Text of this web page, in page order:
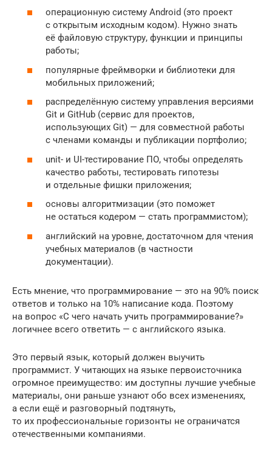
операционную систему Android (это проект
с открытым исходным кодом). Нужно знать
её файловую структуру, функции и принципы
работы;
популярные фреймворки и библиотеки для
мобильных приложений;
распределённую систему управления версиями
Git и GitHub (сервис для проектов,
использующих Git) — для совместной работы
с членами команды и публикации портфолио;
unit- и UI-тестирование ПО, чтобы определять
качество работы, тестировать гипотезы
и отдельные фишки приложения;
основы алгоритмизации (это поможет
не остаться кодером — стать программистом);
английский на уровне, достаточном для чтения
учебных материалов (в частности
документации).
Есть мнение, что программирование — это на 90% поиск
ответов и только на 10% написание кода. Поэтому
на вопрос «С чего начать учить программирование?»
логичнее всего ответить — с английского языка.
Это первый язык, который должен выучить
программист. У читающих на языке первоисточника
огромное преимущество: им доступны лучшие учебные
материалы, они раньше узнают обо всех изменениях,
а если ещё и разговорный подтянуть,
то их профессиональные горизонты не ограничатся
отечественными компаниями.